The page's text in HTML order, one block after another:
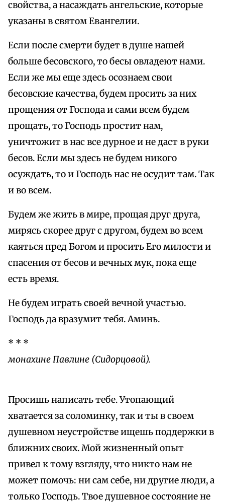
свойства, а насаждать ангельские, которые
указаны в святом Евангелии.
Если после смерти будет в душе нашей
больше бесовского, то бесы овладеют нами.
Если же мы еще здесь осознаем свои
бесовские качества, будем просить за них
прощения от Господа и сами всем будем
прощать, то Господь простит нам,
уничтожит в нас все дурное и не даст в руки
бесов. Если мы здесь не будем никого
осуждать, то и Господь нас не осудит там. Так
и во всем.
Будем же жить в мире, прощая друг друга,
мирясь скорее друг с другом, будем во всем
каяться пред Богом и просить Его милости и
спасения от бесов и вечных мук, пока еще
есть время.
Не будем играть своей вечной участью.
Господь да вразумит тебя. Аминь.
* * *
монахине Павлине (Сидорцовой).
Просишь написать тебе. Утопающий
хватается за соломинку, так и ты в своем
душевном неустройстве ищешь поддержки в
ближних своих. Мой жизненный опыт
привел к тому взгляду, что никто нам не
может помочь: ни сам себе, ни другие люди, а
только Господь. Твое душевное состояние не